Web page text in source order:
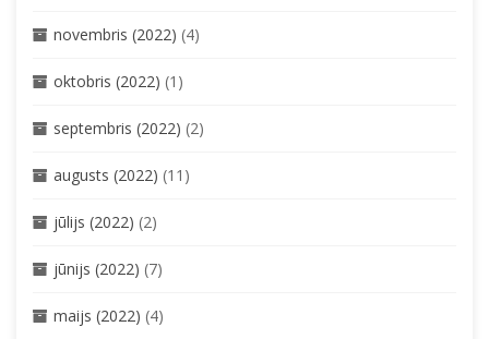
novembris (2022) (4)
oktobris (2022) (1)
septembris (2022) (2)
augusts (2022) (11)
jūlijs (2022) (2)
jūnijs (2022) (7)
maijs (2022) (4)